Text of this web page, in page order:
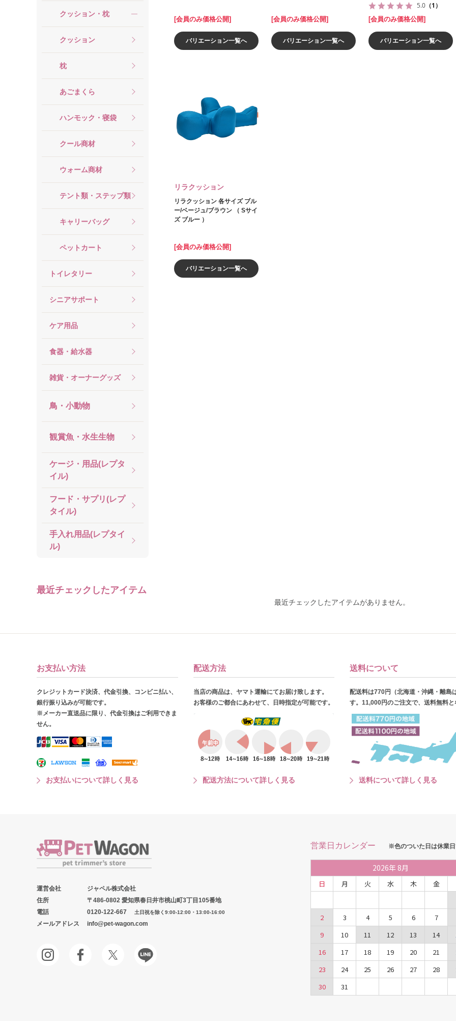
クッション・枕
クッション
枕
あごまくら
ハンモック・寝袋
クール商材
ウォーム商材
テント類・ステップ類
キャリーバッグ
ペットカート
トイレタリー
シニアサポート
ケア用品
食器・給水器
雑貨・オーナーグッズ
鳥・小動物
観賞魚・水生生物
ケージ・用品(レプタ
イル)
フード・サプリ(レプ
タイル)
手入れ用品(レプタイ
ル)
[会員のみ価格公開]
バリエーション一覧へ
[会員のみ価格公開]
バリエーション一覧へ
5.0 （1）
[会員のみ価格公開]
バリエーション一覧へ
リラクッション
リラクッション 各サイズ ブル
ー/ベージュ/ブラウン （ Sサイ
ズ ブルー ）
[会員のみ価格公開]
バリエーション一覧へ
最近チェックしたアイテム
最近チェックしたアイテムがありません。
お支払い方法
クレジットカード決済、代金引換、コンビニ払い、
銀行振り込みが可能です。
※メーカー直送品に限り、代金引換はご利用できま
せん。
お支払いについて詳しく見る
配送方法
当店の商品は、ヤマト運輸にてお届け致します。
お客様のご都合にあわせて、日時指定が可能です。
配送方法について詳しく見る
送料について
配送料は770円（北海道・沖縄・離島
す。11,000円のご注文で、送料無料と
送料について詳しく見る
運営会社
ジャペル株式会社
住所
〒486-0802 愛知県春日井市桃山町3丁目105番地
電話
0120-122-667 土日祝を除く9:00-12:00・13:00-16:00
メールアドレス info@pet-wagon.com
営業日カレンダー ※色のついた日は休業日
2026年 8月
日 月 火 水 木 金
2
3 4 5 6 7
9
10 11 12 13 14
16
17 18 19 20 21
23
24 25 26 27 28
30
31